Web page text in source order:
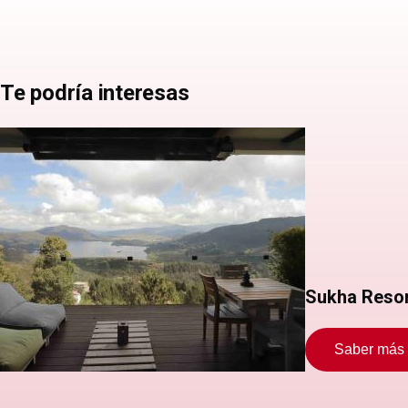
Te podría interesas
Sukha
Saber más